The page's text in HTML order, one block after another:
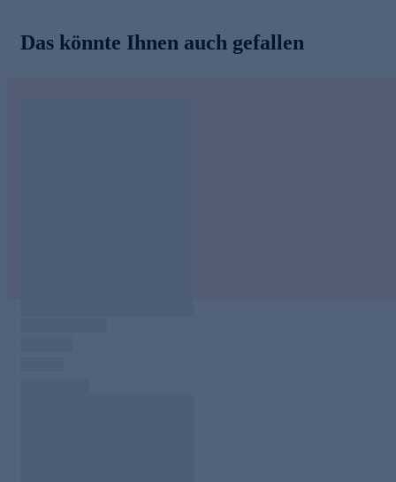
Das könnte Ihnen auch gefallen